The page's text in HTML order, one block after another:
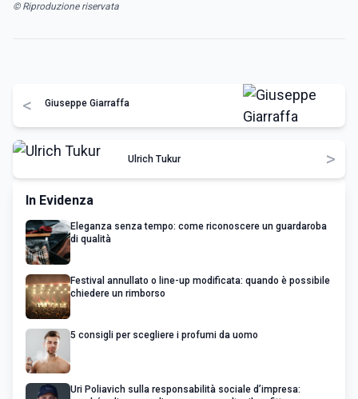
© Riproduzione riservata
< Giuseppe Giarraffa
Ulrich Tukur >
In Evidenza
Eleganza senza tempo: come riconoscere un guardaroba
di qualità
Festival annullato o line-up modificata: quando è possibile
chiedere un rimborso
5 consigli per scegliere i profumi da uomo
Uri Poliavich sulla responsabilità sociale d’impresa: